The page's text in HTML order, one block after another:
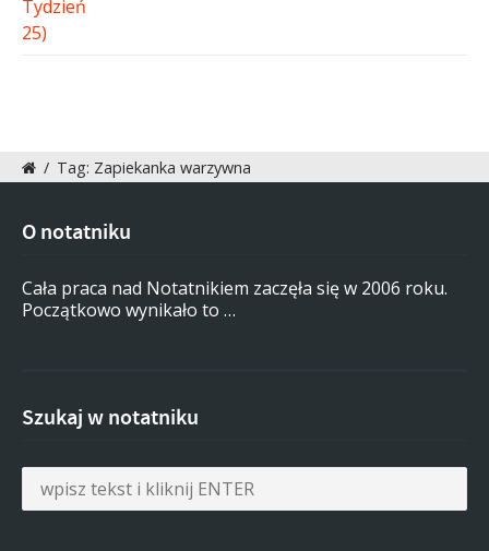
/ Tag: Zapiekanka warzywna
O notatniku
Cała praca nad Notatnikiem zaczęła się w 2006 roku.
Początkowo wynikało to …
Szukaj w notatniku